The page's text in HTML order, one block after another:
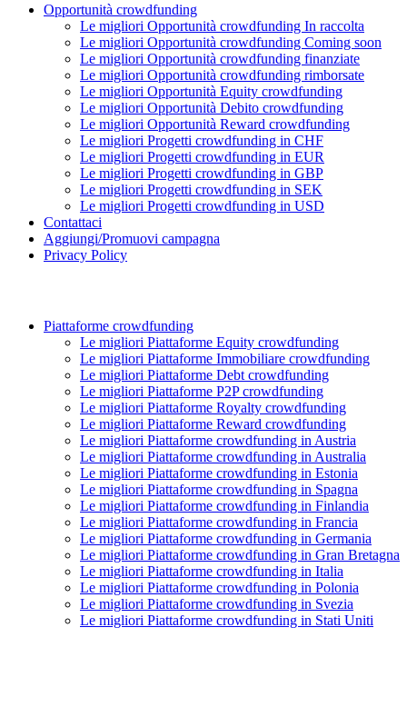
Opportunità crowdfunding
Le migliori Opportunità crowdfunding In raccolta
Le migliori Opportunità crowdfunding Coming soon
Le migliori Opportunità crowdfunding finanziate
Le migliori Opportunità crowdfunding rimborsate
Le migliori Opportunità Equity crowdfunding
Le migliori Opportunità Debito crowdfunding
Le migliori Opportunità Reward crowdfunding
Le migliori Progetti crowdfunding in CHF
Le migliori Progetti crowdfunding in EUR
Le migliori Progetti crowdfunding in GBP
Le migliori Progetti crowdfunding in SEK
Le migliori Progetti crowdfunding in USD
Contattaci
Aggiungi/Promuovi campagna
Privacy Policy
Piattaforme crowdfunding
Le migliori Piattaforme Equity crowdfunding
Le migliori Piattaforme Immobiliare crowdfunding
Le migliori Piattaforme Debt crowdfunding
Le migliori Piattaforme P2P crowdfunding
Le migliori Piattaforme Royalty crowdfunding
Le migliori Piattaforme Reward crowdfunding
Le migliori Piattaforme crowdfunding in Austria
Le migliori Piattaforme crowdfunding in Australia
Le migliori Piattaforme crowdfunding in Estonia
Le migliori Piattaforme crowdfunding in Spagna
Le migliori Piattaforme crowdfunding in Finlandia
Le migliori Piattaforme crowdfunding in Francia
Le migliori Piattaforme crowdfunding in Germania
Le migliori Piattaforme crowdfunding in Gran Bretagna
Le migliori Piattaforme crowdfunding in Italia
Le migliori Piattaforme crowdfunding in Polonia
Le migliori Piattaforme crowdfunding in Svezia
Le migliori Piattaforme crowdfunding in Stati Uniti